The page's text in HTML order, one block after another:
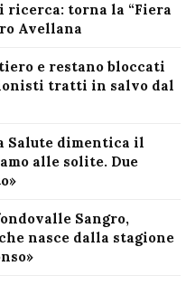
ricerca: torna la “Fiera
Avellana
e restano bloccati
tratti in salvo dal
Salute dimentica il
alle solite. Due
Sangro,
nasce dalla stagione